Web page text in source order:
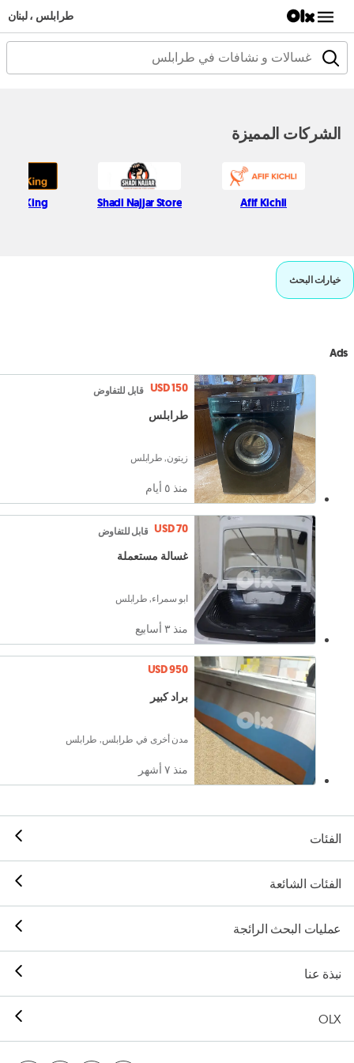
طرابلس ، لبنان
الشركات المميزة
Afif Kichli
Shadi Najjar Store
King
خيارات البحث
Ads
USD 150 قابل للتفاوض
طرابلس
زيتون, طرابلس
منذ ٥ أيام
USD 70 قابل للتفاوض
غسالة مستعملة
ابو سمراء, طرابلس
منذ ٣ أسابيع
USD 950
براد كبير
مدن أخرى في طرابلس, طرابلس
منذ ٧ أشهر
الفئات
الفئات الشائعة
عمليات البحث الرائجة
نبذة عنا
OLX